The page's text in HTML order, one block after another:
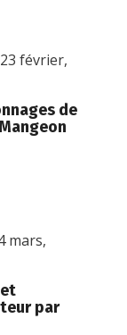
de
23 février,
par
mars,